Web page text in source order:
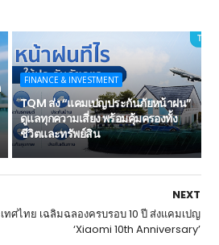
FINANCE & INVESTMENT
TQM ส่ง “แคมเปญประกันภัยหน้าฝน”
ดูแลทุกความเสี่ยง พร้อมคุ้มครองทั้ง
ชีวิตและทรัพย์สิน
NEXT
ทศไทย เฉลิมฉลองครบรอบ 10 ปี ส่งแคมเปญ
‘Xiaomi 10th Anniversary’